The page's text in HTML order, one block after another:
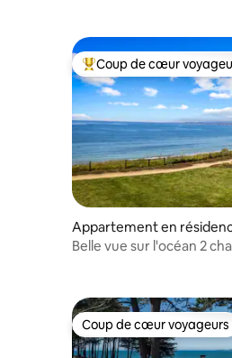
Coups de cœur
Coup de cœur
Appartement en
⋅ Aptos
Belle vue sur l'océan 2
Coup de cœur voyageurs
Coup de cœur voyageurs